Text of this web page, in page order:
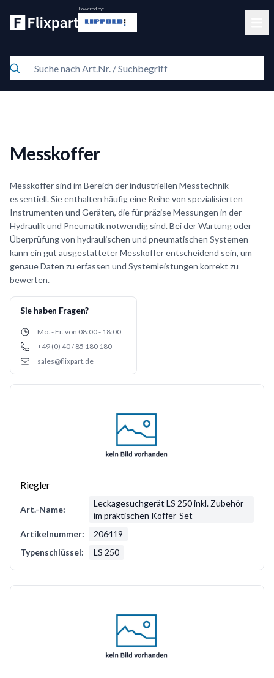
Powered by:
Messkoffer
Messkoffer sind im Bereich der industriellen Messtechnik
essentiell. Sie enthalten häufig eine Reihe von spezialisierten
Instrumenten und Geräten, die für präzise Messungen in der
Hydraulik und Pneumatik notwendig sind. Bei der Wartung oder
Überprüfung von hydraulischen und pneumatischen Systemen
kann ein gut ausgestatteter Messkoffer entscheidend sein, um
genaue Daten zu erfassen und Systemleistungen korrekt zu
bewerten.
Sie haben Fragen?
Opening hours
Mo. - Fr. von 08:00 - 18:00
Phone number
+49 (0) 40 / 85 180 180
Emailsales@flixpart.de
Riegler
Art.-Name:
Leckagesuchgerät LS 250 inkl. Zubehör
im praktischen Koffer-Set
Artikelnummer:
206419
Typenschlüssel:
LS 250